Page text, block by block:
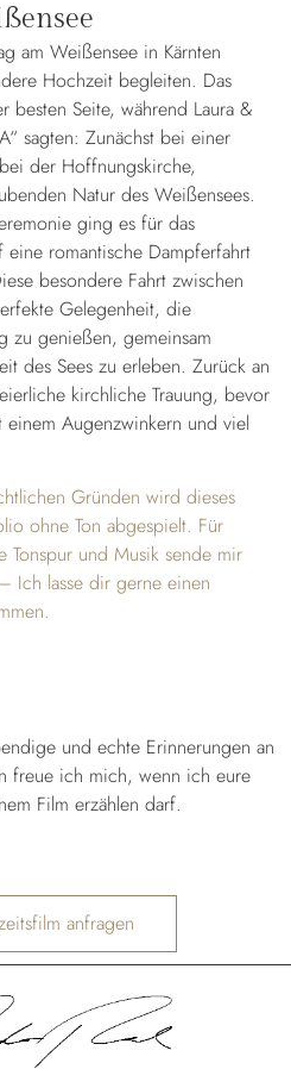
am Weißensee in Kärnten
Hochzeit begleiten. Das
besten Seite, während Laura &
sagten: Zunächst bei einer
der Hoffnungskirche,
Natur des Weißensees.
ging es für das
eine romantische Dampferfahrt
besondere Fahrt zwischen
Gelegenheit, die
zu genießen, gemeinsam
des Sees zu erleben. Zurück an
kirchliche Trauung, bevor
Augenzwinkern und viel
Gründen wird dieses
ohne Ton abgespielt. Für
Tonspur und Musik sende mir
Ich lasse dir gerne einen
und echte Erinnerungen an
freue ich mich, wenn ich eure
Film erzählen darf.
anfragen